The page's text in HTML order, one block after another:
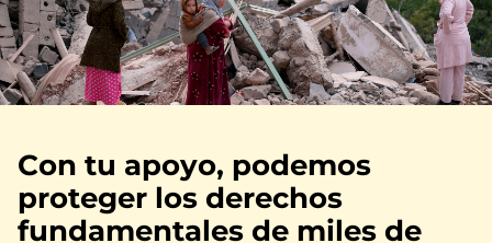
Con tu apoyo, podemos
proteger los derechos
fundamentales de miles de